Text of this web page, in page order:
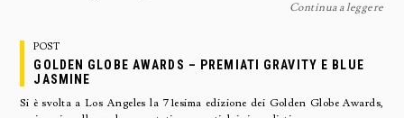
Continua a leggere
POST
GOLDEN GLOBE AWARDS – PREMIATI GRAVITY E BLUE
JASMINE
Si è svolta a Los Angeles la 71esima edizione dei Golden Globe Awards,